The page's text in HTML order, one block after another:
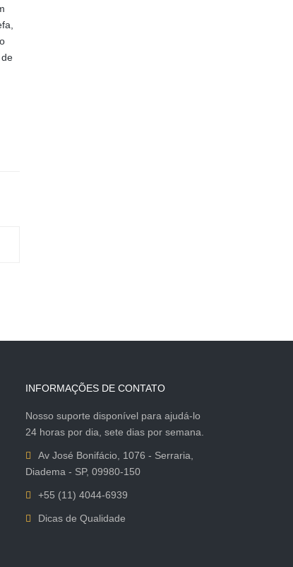
INFORMAÇÕES DE CONTATO
Nosso suporte disponível para ajudá-lo
24 horas por dia, sete dias por semana.
Av José Bonifácio, 1076 - Serraria,
Diadema - SP, 09980-150
+55 (11) 4044-6939
Dicas de Qualidade